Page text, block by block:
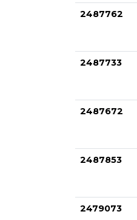
2487762
2487733
2487672
2487853
2479073